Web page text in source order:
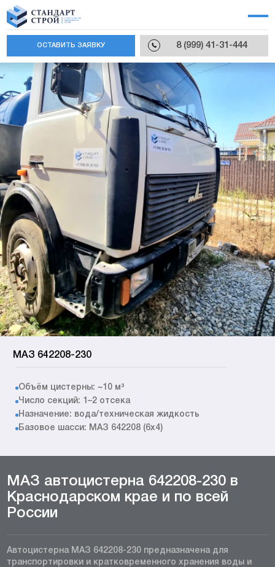
8 (999) 41-31-444
ОСТАВИТЬ ЗАЯВКУ
МАЗ 642208-230
Объём цистерны: ~10 м³
Число секций: 1–2 отсека
Назначение: вода/техническая жидкость
Базовое шасси: МАЗ 642208 (6x4)
МАЗ автоцистерна 642208-230 в
Краснодарском крае и по всей
России
Автоцистерна МАЗ 642208-230 предназначена для
транспортировки и кратковременного хранения воды и